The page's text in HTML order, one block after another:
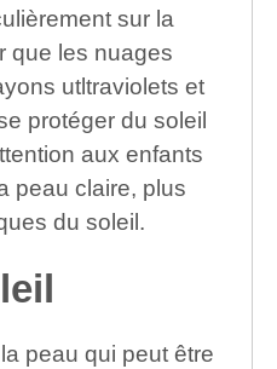
sur la
que les nuages
utltraviolets et
protéger du soleil
aux enfants
peau claire, plus
du soleil.
peau qui peut être